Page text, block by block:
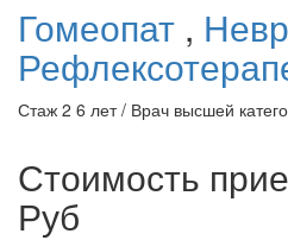
Гомеопат ,
Стаж 2 6 лет / Врач высшей
Стоимость
Руб